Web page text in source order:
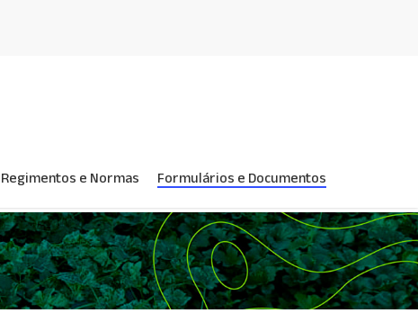
Regimentos e Normas Formulários e Documentos